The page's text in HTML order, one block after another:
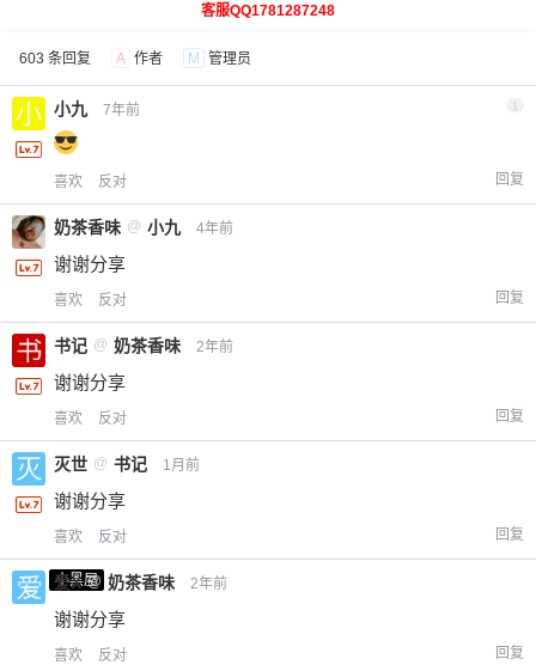
客服QQ1781287248
603 条回复 A 作者 M 管理员
小九 7年前
喜欢 反对 回复
奶茶香味 @ 小九 4年前
谢谢分享
喜欢 反对 回复
书记 @ 奶茶香味 2年前
谢谢分享
喜欢 反对 回复
灭世 @ 书记 1月前
谢谢分享
喜欢 反对 回复
小黑屋
爱X @ 奶茶香味 2年前
谢谢分享
喜欢 反对 回复